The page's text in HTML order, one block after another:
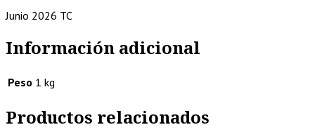
Junio 2026 TC
Información adicional
Peso 1 kg
Productos relacionados